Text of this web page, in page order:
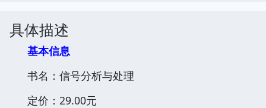
具体描述
基本信息
书名：信号分析与处理
定价：29.00元